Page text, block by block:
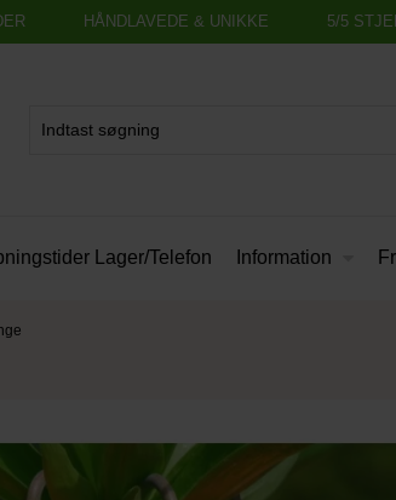
HÅNDLAVEDE & UNIKKE 5/5
Lager/Telefon Information